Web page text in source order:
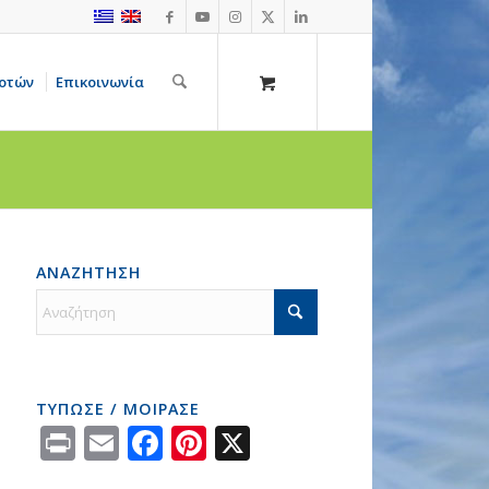
Επικοινωνία
ΑΝΑΖΗΤΗΣΗ
ΤΥΠΩΣΕ / ΜΟΙΡΑΣΕ
PrintEmailFacebook
Pinterest